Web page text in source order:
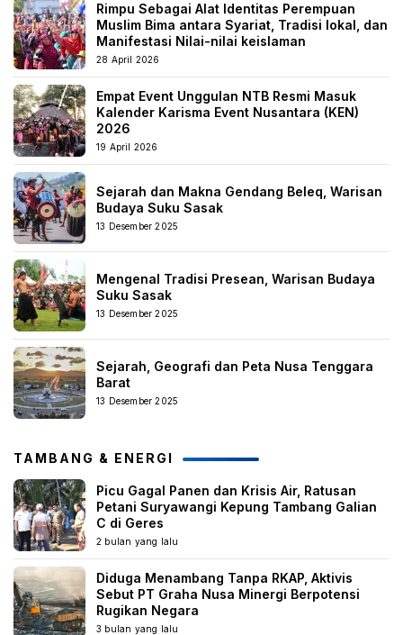
Rimpu Sebagai Alat Identitas Perempuan
Muslim Bima antara Syariat, Tradisi lokal, dan
Manifestasi Nilai-nilai keislaman
28 April 2026
Empat Event Unggulan NTB Resmi Masuk
Kalender Karisma Event Nusantara (KEN)
2026
19 April 2026
Sejarah dan Makna Gendang Beleq, Warisan
Budaya Suku Sasak
13 Desember 2025
Mengenal Tradisi Presean, Warisan Budaya
Suku Sasak
13 Desember 2025
Sejarah, Geografi dan Peta Nusa Tenggara
Barat
13 Desember 2025
TAMBANG & ENERGI
Picu Gagal Panen dan Krisis Air, Ratusan
Petani Suryawangi Kepung Tambang Galian
C di Geres
2 bulan yang lalu
Diduga Menambang Tanpa RKAP, Aktivis
Sebut PT Graha Nusa Minergi Berpotensi
Rugikan Negara
3 bulan yang lalu